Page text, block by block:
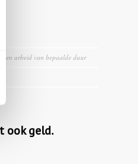
en arbeid van bepaalde duur
ook geld.